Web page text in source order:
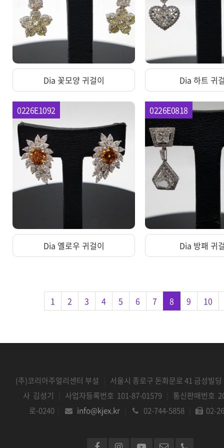
Dia 꽃모양 귀걸이 Dia 하트 귀
0226E1092
Dia 옐로우 귀걸이
0226E0818
Dia 방패 귀
1 2 3 4 5 6 7 8 9 10
(주)코리아주얼리센터 부설
서울시 종로구 돈화문로 41 금성빌딩
사 김성기
사업자등록번호 101-87-01579
통신판매번호
로-0240
info@kjex.kr 02-744-5858 02-